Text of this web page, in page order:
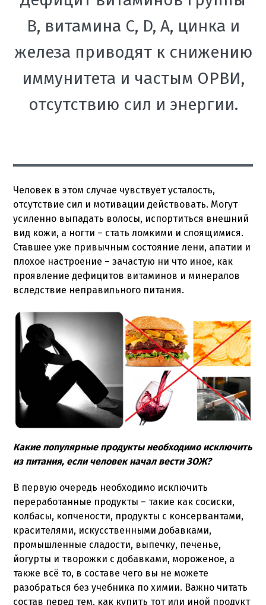
В, витамина С, D, А, цинка и
железа приводят к снижению
иммунитета и частым ОРВИ,
отсутствию сил и энергии.
Человек в этом случае чувствует усталость,
отсутствие сил и мотивации действовать. Могут
усиленно выпадать волосы, испортиться внешний
вид кожи, а ногти – стать ломкими и слоящимися.
Ставшее уже привычным состояние лени, апатии и
плохое настроение – зачастую ни что иное, как
проявление дефицитов витаминов и минералов
вследствие неправильного питания.
Какие популярные продукты необходимо исключить
из питания, если человек начал вести ЗОЖ?
В первую очередь необходимо исключить
переработанные продукты – такие как сосиски,
колбасы, копчености, продукты с консервантами,
красителями, искусственными добавками,
промышленные сладости, выпечку, печенье,
йогурты и творожки с добавками, мороженое, а
также всё то, в составе чего вы не можете
разобраться без учебника по химии. Важно читать
состав перед тем, как купить тот или иной продукт